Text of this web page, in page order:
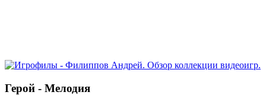
Герой - Мелодия